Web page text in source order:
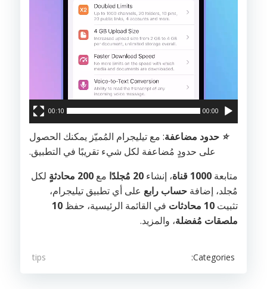
00:00
00:10
⭐️ حدود مضاعفة: مع تيليجرام المُميّز يمكنك الحصول
على حدودٍ مُضاعفة لكل شيء تقريبًا في التطبيق.
متابعة 1000 قناة ، إنشاء 20 مُجلدًا مع 200 محادثةٍ
لكل
مُجلد، إضافة حساب رابع على أي تطبيق تيليجرام،
تثبيت 10 محادثات في القائمة الرئيسية، حفظ 10
ملصقات مُفضلة، والمزيد.
Categories:
tips